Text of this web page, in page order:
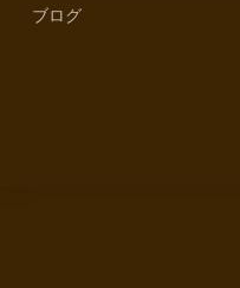
ブログ